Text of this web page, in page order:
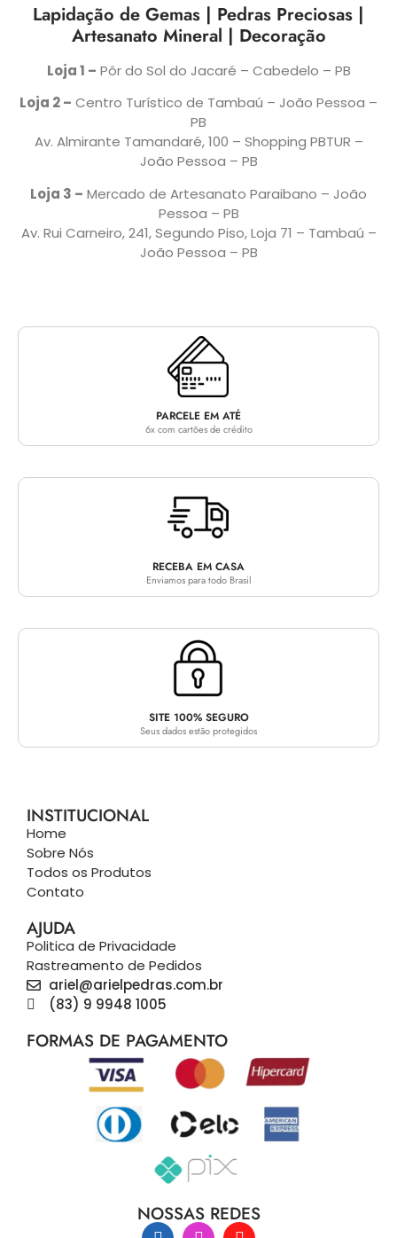
Lapidação de Gemas | Pedras Preciosas |
Artesanato Mineral | Decoração
Loja 1 – Pôr do Sol do Jacaré – Cabedelo – PB
Loja 2 – Centro Turístico de Tambaú – João Pessoa –
PB
Av. Almirante Tamandaré, 100 – Shopping PBTUR –
João Pessoa – PB
Loja 3 – Mercado de Artesanato Paraibano – João
Pessoa – PB
Av. Rui Carneiro, 241, Segundo Piso, Loja 71 – Tambaú –
João Pessoa – PB
PARCELE EM ATÉ
6x com cartões de crédito
RECEBA EM CASA
Enviamos para todo Brasil
SITE 100% SEGURO
Seus dados estão protegidos
INSTITUCIONAL
Home
Sobre Nós
Todos os Produtos
Contato
AJUDA
Politica de Privacidade
Rastreamento de Pedidos
ariel@arielpedras.com.br
(83) 9 9948 1005
FORMAS DE PAGAMENTO
NOSSAS REDES